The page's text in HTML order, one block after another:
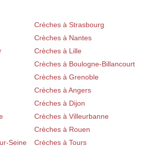
Crèches à Strasbourg
Crèches à Nantes
Crèches à Lille
Crèches à Boulogne-Billancourt
Crèches à Grenoble
Crèches à Angers
Crèches à Dijon
Crèches à Villeurbanne
Crèches à Rouen
Seine
Crèches à Tours